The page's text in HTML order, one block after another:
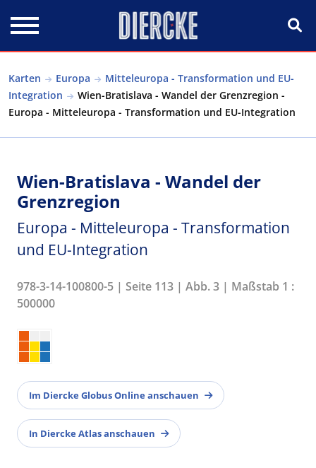
Karten Europa
Mitteleuropa - Transformation und EU-
Integration
Wien-Bratislava - Wandel der Grenzregion -
Europa - Mitteleuropa - Transformation und EU-Integration
Wien-Bratislava - Wandel der
Grenzregion
Europa - Mitteleuropa - Transformation
und EU-Integration
978-3-14-100800-5 | Seite 113 | Abb. 3 | Maßstab 1 :
500000
Im Diercke Globus Online anschauen
In Diercke Atlas anschauen